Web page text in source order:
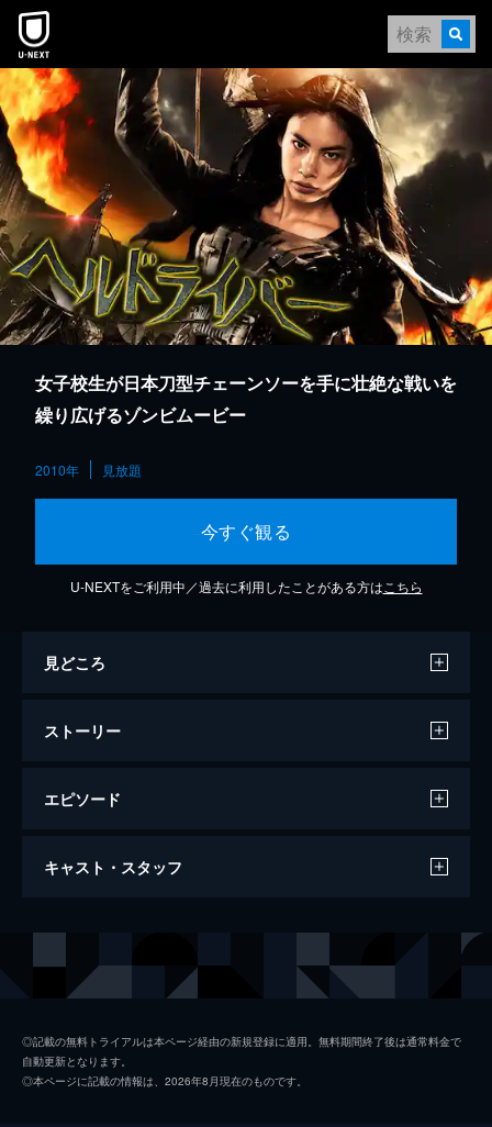
本文へスキップ
女子校生が日本刀型チェーンソーを手に壮絶な戦いを
繰り広げるゾンビムービー
2010年 見放題
今すぐ観る
U-NEXTをご利用中／過去に利用したことがある方は こちら
見どころ
ストーリー
エピソード
ヘルドライバー
キャスト・スタッフ
リッカ しいなえいひ
◎記載の無料トライアルは本ページ経由の新規登録に適用。無料期間終了後は通常料金で
自動更新となります。
◎本ページに記載の情報は、2026年8月現在のものです。